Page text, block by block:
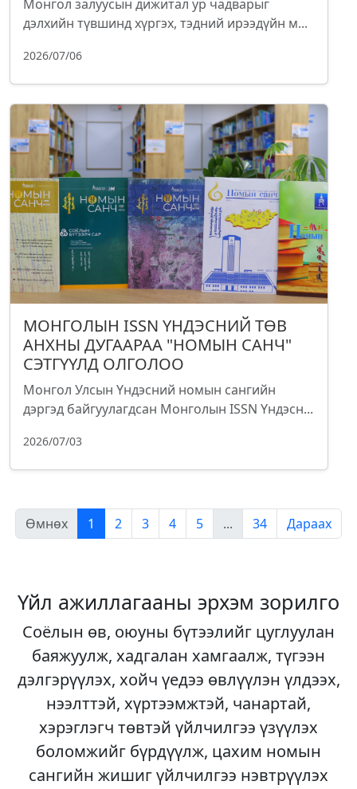
Монгол залуусын дижитал ур чадварыг
дэлхийн түвшинд хүргэх, тэдний ирээдүйн м...
2026/07/06
МОНГОЛЫН ISSN ҮНДЭСНИЙ ТӨВ
АНХНЫ ДУГААРАА "НОМЫН САНЧ"
СЭТГҮҮЛД ОЛГОЛОО
Монгол Улсын Үндэсний номын сангийн
дэргэд байгуулагдсан Монголын ISSN Үндэсн...
2026/07/03
Өмнөх 1 2 3 4 5 ... 34 Дараах
Үйл ажиллагааны эрхэм зорилго
Соёлын өв, оюуны бүтээлийг цуглуулан
баяжуулж, хадгалан хамгаалж, түгээн
дэлгэрүүлэх, хойч үедээ өвлүүлэн үлдээх,
нээлттэй, хүртээмжтэй, чанартай,
хэрэглэгч төвтэй үйлчилгээ үзүүлэх
боломжийг бүрдүүлж, цахим номын
сангийн жишиг үйлчилгээ нэвтрүүлэх